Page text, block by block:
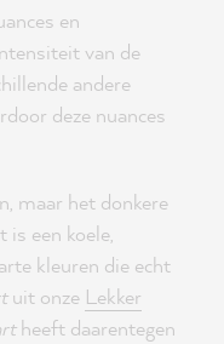
en
van de
andere
deze nuances
maar het donkere
is een koele,
kleuren die echt
uit onze Lekker
heeft daarentegen